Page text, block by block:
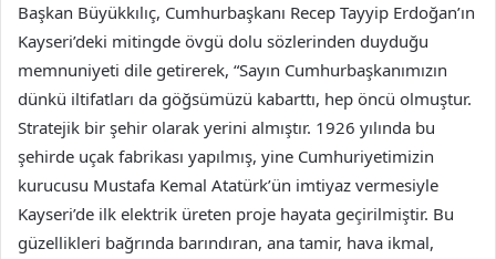
Başkan Büyükkılıç, Cumhurbaşkanı Recep Tayyip Erdoğan’ın
Kayseri’deki mitingde övgü dolu sözlerinden duyduğu
memnuniyeti dile getirerek, “Sayın Cumhurbaşkanımızın
dünkü iltifatları da göğsümüzü kabarttı, hep öncü olmuştur.
Stratejik bir şehir olarak yerini almıştır. 1926 yılında bu
şehirde uçak fabrikası yapılmış, yine Cumhuriyetimizin
kurucusu Mustafa Kemal Atatürk’ün imtiyaz vermesiyle
Kayseri’de ilk elektrik üreten proje hayata geçirilmiştir. Bu
güzellikleri bağrında barındıran, ana tamir, hava ikmal,